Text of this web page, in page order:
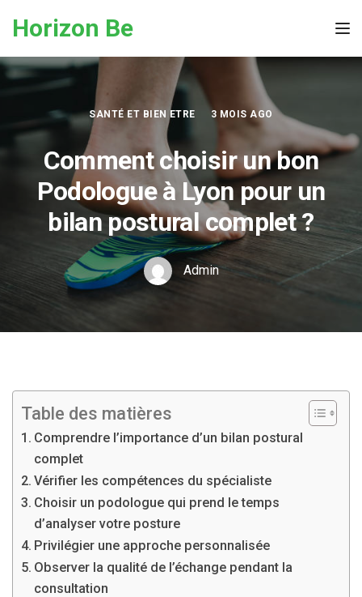
Horizon Be
SANTÉ ET BIEN ETRE 3 MOIS AGO
Comment choisir un bon
Podologue à Lyon pour un
bilan postural complet ?
Admin
Table des matières
Comprendre l’importance d’un bilan postural
complet
Vérifier les compétences du spécialiste
Choisir un podologue qui prend le temps
d’analyser votre posture
Privilégier une approche personnalisée
Observer la qualité de l’échange pendant la
consultation